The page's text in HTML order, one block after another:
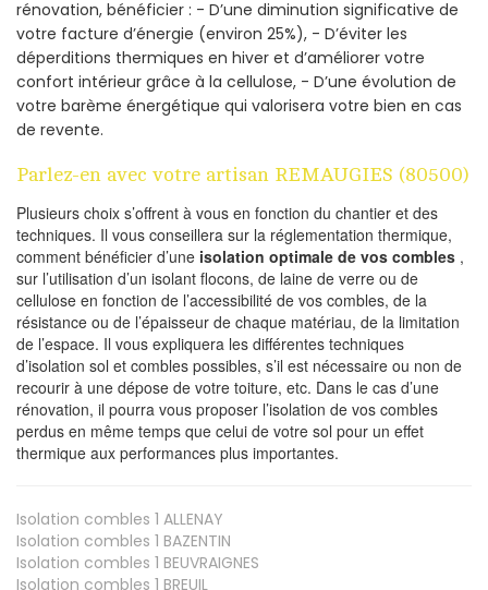
rénovation, bénéficier : - D’une diminution significative de
votre facture d’énergie (environ 25%), - D’éviter les
déperditions thermiques en hiver et d’améliorer votre
confort intérieur grâce à la cellulose, - D’une évolution de
votre barème énergétique qui valorisera votre bien en cas
de revente.
Parlez-en avec votre artisan REMAUGIES (80500)
Plusieurs choix s’offrent à vous en fonction du chantier et des
techniques. Il vous conseillera sur la réglementation thermique,
comment bénéficier d’une isolation optimale de vos combles ,
sur l’utilisation d’un isolant flocons, de laine de verre ou de
cellulose en fonction de l’accessibilité de vos combles, de la
résistance ou de l’épaisseur de chaque matériau, de la limitation
de l’espace. Il vous expliquera les différentes techniques
d’isolation sol et combles possibles, s’il est nécessaire ou non de
recourir à une dépose de votre toiture, etc. Dans le cas d’une
rénovation, il pourra vous proposer l’isolation de vos combles
perdus en même temps que celui de votre sol pour un effet
thermique aux performances plus importantes.
Isolation combles 1 ALLENAY
Isolation combles 1 BAZENTIN
Isolation combles 1 BEUVRAIGNES
Isolation combles 1 BREUIL